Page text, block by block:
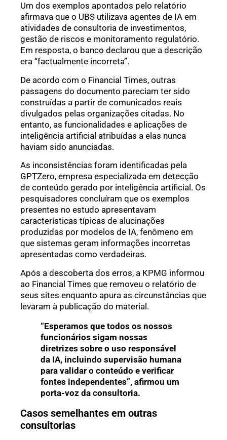
Um dos exemplos apontados pelo relatório
afirmava que o UBS utilizava agentes de IA em
atividades de consultoria de investimentos,
gestão de riscos e monitoramento regulatório.
Em resposta, o banco declarou que a descrição
era “factualmente incorreta”.
De acordo com o Financial Times, outras
passagens do documento pareciam ter sido
construídas a partir de comunicados reais
divulgados pelas organizações citadas. No
entanto, as funcionalidades e aplicações de
inteligência artificial atribuídas a elas nunca
haviam sido anunciadas.
As inconsistências foram identificadas pela
GPTZero, empresa especializada em detecção
de conteúdo gerado por inteligência artificial. Os
pesquisadores concluíram que os exemplos
presentes no estudo apresentavam
características típicas de alucinações
produzidas por modelos de IA, fenômeno em
que sistemas geram informações incorretas
apresentadas como verdadeiras.
Após a descoberta dos erros, a KPMG informou
ao Financial Times que removeu o relatório de
seus sites enquanto apura as circunstâncias que
levaram à publicação do material.
“Esperamos que todos os nossos
funcionários sigam nossas
diretrizes sobre o uso responsável
da IA, incluindo supervisão humana
para validar o conteúdo e verificar
fontes independentes”, afirmou um
porta-voz da consultoria.
Casos semelhantes em outras
consultorias